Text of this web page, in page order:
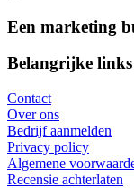
Een marketing
Belangrijke links
Contact
Over ons
Bedrijf aanmelden
Privacy policy
Algemene
Recensie achterlaten